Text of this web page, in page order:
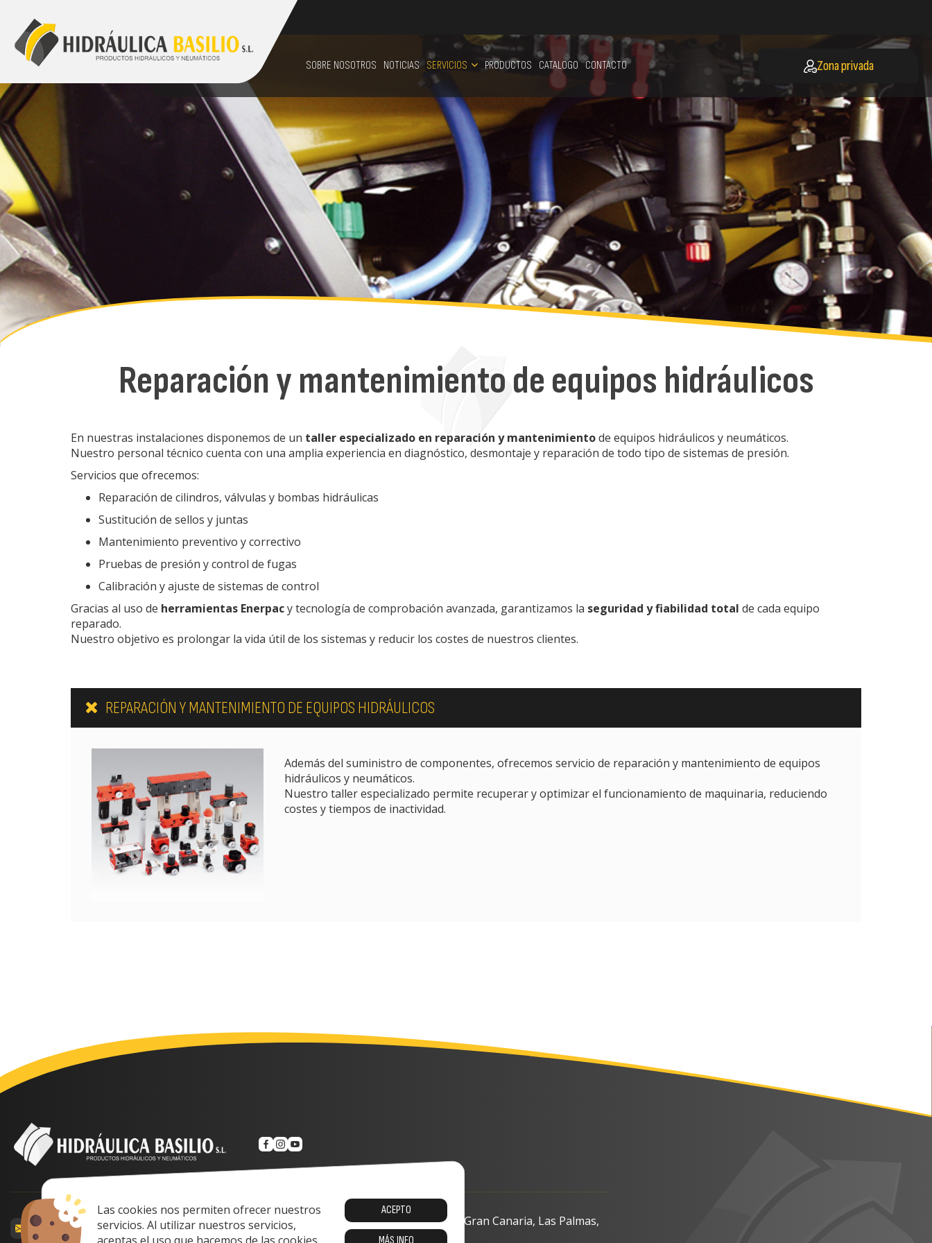
Las cookies nos permiten ofrecer nuestros
servicios. Al utilizar nuestros servicios,
ACEPTO
928 48 89 99
SOBRE NOSOTROS NOTICIAS SERVICIOS PRODUCTOS CATALOGO CONTACTO Zona privada
Reparación y mantenimiento de equipos hidráulicos
En nuestras instalaciones disponemos de un taller especializado en reparación y mantenimientode equipos hidráulicos y neumáticos.
Nuestro personal técnico cuenta con una amplia experiencia en diagnóstico, desmontaje y reparación de todo tipo de sistemas de presión.
Servicios que ofrecemos:
Reparación de cilindros, válvulas y bombas hidráulicas
Sustitución de sellos y juntas
Mantenimiento preventivo y correctivo
Pruebas de presión y control de fugas
Calibración y ajuste de sistemas de control
Gracias al uso de herramientas Enerpacy tecnología de comprobación avanzada, garantizamos la seguridad y fiabilidad total de cada equipo
reparado.
Nuestro objetivo es prolongar la vida útil de los sistemas y reducir los costes de nuestros clientes.
REPARACIÓN Y MANTENIMIENTO DE EQUIPOS HIDRÁULICOS
Además del suministro de componentes, ofrecemos servicio de reparación y mantenimiento de equipos
hidráulicos y neumáticos.
Nuestro taller especializado permite recuperar y optimizar el funcionamiento de maquinaria, reduciendo
costes y tiempos de inactividad.
comercial@hidraulicabasilio.com
Calle Prof. Lozano, 13-15, 35008 Las Palmas de Gran Canaria, Las Palmas,
Spain